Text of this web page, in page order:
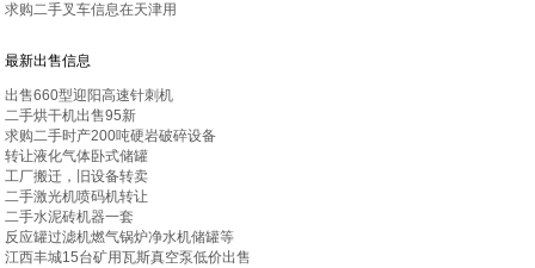
求购二手叉车信息在天津用
最新出售信息
出售660型迎阳高速针刺机
二手烘干机出售95新
求购二手时产200吨硬岩破碎设备
转让液化气体卧式储罐
工厂搬迁，旧设备转卖
二手激光机喷码机转让
二手水泥砖机器一套
反应罐过滤机燃气锅炉净水机储罐等
江西丰城15台矿用瓦斯真空泵低价出售